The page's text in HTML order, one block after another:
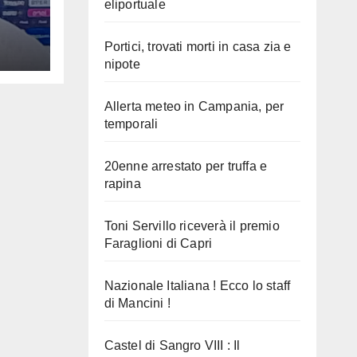
eliportuale
Portici, trovati morti in casa zia e
nipote
Allerta meteo in Campania, per
temporali
20enne arrestato per truffa e
rapina
Toni Servillo riceverà il premio
Faraglioni di Capri
Nazionale Italiana ! Ecco lo staff
di Mancini !
Castel di Sangro VIII : Il